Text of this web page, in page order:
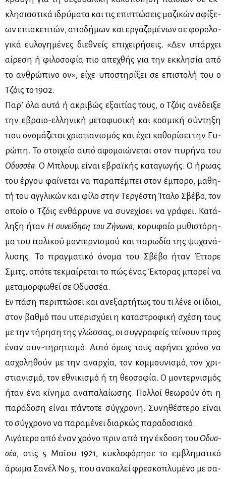
κλη­σια­στι­κά ιδρύ­μα­τα και τις επι­πτώ­σεις μα­ζι­κών αφί­ξε­
ων επι­σκε­πτών, απο­δή­μων και ερ­γα­ζο­μέ­νων σε φο­ρο­λο­
γι­κά ευ­λο­γη­μέ­νες διε­θνείς επι­χει­ρή­σεις. «Δεν υπάρ­χει
αί­ρε­ση ή φι­λο­σο­φία πιο απε­χθής για την εκ­κλη­σία από
το αν­θρώ­πι­νο ον», εί­χε υπο­στη­ρί­ξει σε επι­στο­λή του ο
Τζόις το 1902.
Πα­ρ’ όλα αυ­τά ή ακρι­βώς εξαι­τί­ας τους, ο Τζόις ανέ­δει­ξε
την εβραιο-ελ­λη­νι­κή με­τα­φυ­σι­κή και κο­σμι­κή σύ­ντη­ξη
που ονο­μά­ζε­ται χρι­στια­νι­σμός και έχει κα­θο­ρί­σει την Ευ­
ρώ­πη. Το στοι­χείο αυ­τό αφο­μοιώ­νε­ται στον πυ­ρή­να του
Οδυσ­σέα. Ο Μπλουμ εί­ναι εβραϊ­κής κα­τα­γω­γής. Ο ήρω­ας
του έρ­γου φαί­νε­ται να πα­ρα­πέ­μπει στον έμπο­ρο, μα­θη­
τή του αγ­γλι­κών και φί­λο στην Τερ­γέ­στη Ίτα­λο Σβέ­βο, τον
οποίο ο Τζόις εν­θάρ­ρυ­νε να συ­νε­χί­σει να γρά­φει. Κα­τά­
λη­ξη ήταν Η συ­νεί­δη­ση του Ζή­νω­να, κο­ρυ­φαίο μυ­θι­στό­ρη­
μα του ιτα­λι­κού μο­ντερ­νι­σμού και πα­ρω­δία της ψυ­χα­νά­
λυ­σης. Το πραγ­μα­τι­κό όνο­μα του Σβέ­βο ήταν Έτ­το­ρε
Σμιτς, οπό­τε τεκ­μαί­ρε­ται το πώς ένας Έκτο­ρας μπο­ρεί να
με­τα­μορ­φω­θεί σε Οδυσ­σέα.
Εν πά­ση πε­ρι­πτώ­σει και ανε­ξαρ­τή­τως του τι λέ­νε οι ίδιοι,
στον βαθ­μό που υπε­ρι­σχύ­ει η κα­τα­στρο­φι­κή σχέ­ση τους
με την τή­ρη­ση της γλώσ­σας, οι συγ­γρα­φείς τεί­νουν προς
έναν συν-τη­ρη­τι­σμό. Αυ­τό όμως τους αφή­νει χρό­νο να
ασχο­λη­θούν με την αναρ­χία, τον κομ­μου­νι­σμό, τον χρι­
στια­νι­σμό, τον εθνι­κι­σμό ή τη θε­ο­σο­φία. Ο μο­ντερ­νι­σμός
ήταν ένα κί­νη­μα ανα­πα­λαί­ω­σης. Πολ­λοί θε­ω­ρούν ότι η
πα­ρά­δο­ση εί­ναι πά­ντο­τε σύγ­χρο­νη. Συ­νη­θέ­στε­ρο εί­ναι
το σύγ­χρο­νο να πα­ρα­μέ­νει διαρ­κώς πα­ρα­δο­σια­κό.
Λι­γό­τε­ρο από έναν χρό­νο πριν από την έκ­δο­ση του Οδυσ­
σέα, στις 5 Μαϊ­ου 1921, κυ­κλο­φό­ρη­σε το εμ­βλη­μα­τι­κό
άρω­μα Σα­νέλ Νο 5, που ανα­κα­λεί φρε­σκο­πλυ­μέ­νο με σα­